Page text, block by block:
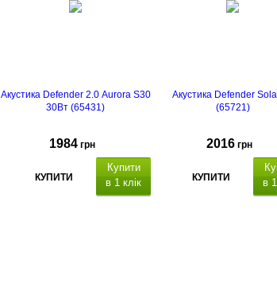
Акустика Defender 2.0 Aurora S30
30Вт (65431)
1984 грн
КУПИТИ
Купити
в 1 клік
Акустика Defender
(65721)
2016 грн
КУПИТИ
в